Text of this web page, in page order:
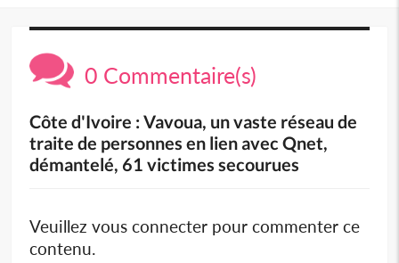
0 Commentaire(s)
Côte d'Ivoire : Vavoua, un vaste réseau de
traite de personnes en lien avec Qnet,
démantelé, 61 victimes secourues
Veuillez vous connecter pour commenter ce
contenu.